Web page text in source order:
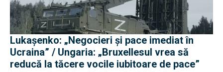
Lukașenko: „Negocieri și pace imediat în
Ucraina” / Ungaria: „Bruxellesul vrea să
reducă la tăcere vocile iubitoare de pace”